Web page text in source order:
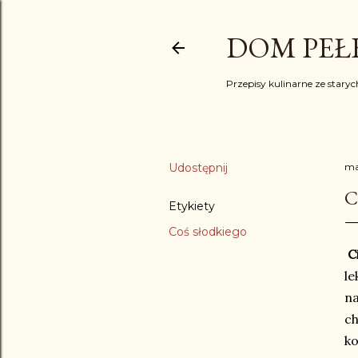
DOM
Przepisy kulinarne ze
Udostępnij
Etykiety
Coś słodkiego